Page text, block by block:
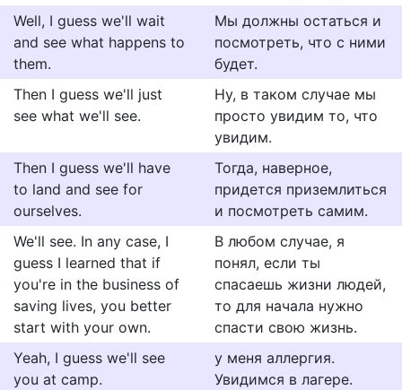
Well, I guess we'll wait
and see what happens to
them.
Мы должны остаться и
посмотреть, что с ними
будет.
Then I guess we'll just
see what we'll see.
Ну, в таком случае мы
просто увидим то, что
увидим.
Then I guess we'll have
to land and see for
ourselves.
Тогда, наверное,
придется приземлиться
и посмотреть самим.
We'll see. In any case, I
guess I learned that if
you're in the business of
saving lives, you better
start with your own.
В любом случае, я
понял, если ты
спасаешь жизни людей,
то для начала нужно
спасти свою жизнь.
Yeah, I guess we'll see
you at camp.
у меня аллергия.
Увидимся в лагере.